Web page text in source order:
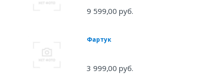
9 599,00 руб.
Фартук
3 999,00 руб.